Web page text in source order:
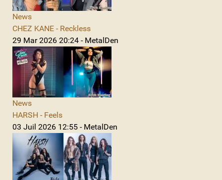
News
CHEZ KANE - Reckless
29 Mar 2026 20:24 - MetalDen
News
HARSH - Feels
03 Juil 2026 12:55 - MetalDen